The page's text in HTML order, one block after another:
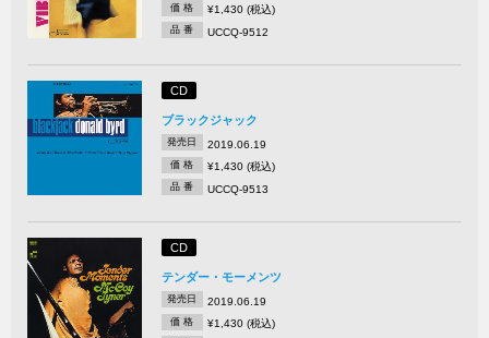
価 格 ¥1,430 (税込)
品 番 UCCQ-9512
CD
ブラックジャック
発売日 2019.06.19
価 格 ¥1,430 (税込)
品 番 UCCQ-9513
CD
テンダー・モーメンツ
発売日 2019.06.19
価 格 ¥1,430 (税込)